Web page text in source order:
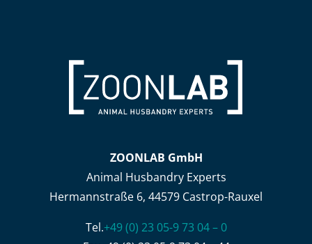
ZOONLAB GmbH
Animal Husbandry Experts
Hermannstraße 6, 44579 Castrop-Rauxel
Tel.+49 (0) 23 05-9 73 04 – 0